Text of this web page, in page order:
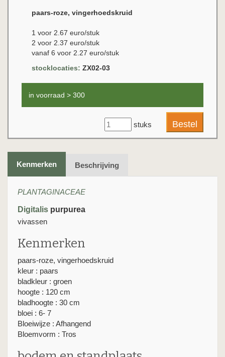
paars-roze, vingerhoedskruid
1 voor 2.67 euro/stuk
2 voor 2.37 euro/stuk
vanaf 6 voor 2.27 euro/stuk
stocklocaties: ZX02-03
in voorraad > 300
stuks
Kenmerken Beschrijving
PLANTAGINACEAE
Digitalis purpurea
vivassen
Kenmerken
paars-roze, vingerhoedskruid
kleur : paars
bladkleur : groen
hoogte : 120 cm
bladhoogte : 30 cm
bloei : 6- 7
Bloeiwijze : Afhangend
Bloemvorm : Tros